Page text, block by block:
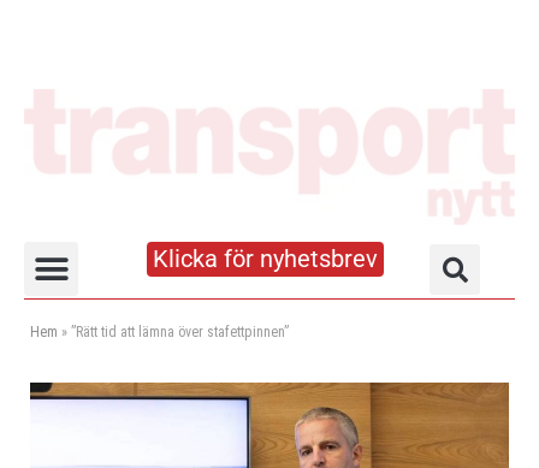
Klicka för nyhetsbrev
Hem » ”Rätt tid att lämna över stafettpinnen”